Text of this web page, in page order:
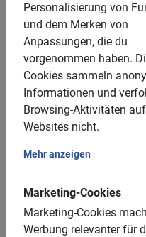
Personalisierung von
und dem Merken von
Anpassungen, die du
vorgenommen haben.
Cookies sammeln
Informationen und
Browsing-Aktivitäten
Websites nicht.
Mehr anzeigen
Marketing-Cookies
Marketing-Cookies
Werbung relevanter für
Zusätzliche Optionen:
Kinderräder:
Kindersitze: bis zu 20
Tandems: nicht
E-Bikes: nicht verfügbar
Helme: verfügbar
Gruppengröße:
Buchbar für Gruppen